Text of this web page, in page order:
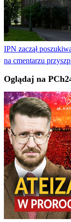
IPN zaczął
na cmentarzu
Oglądaj na